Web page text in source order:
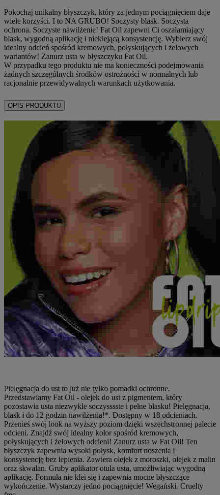
Pokochaj unikalny błyszczyk, który za jednym pociągnięciem daje
wiele korzyści. I to NA GRUBO! Soczysty blask. Soczysta
ochrona. Soczyste nawilżenie! Fat Oil zapewni Ci oszałamiający
blask, wygodną aplikację i nieklejącą konsystencję. Wybierz swój
idealny odcień spośród kremowych, połyskujących i żelowych
wariantów! Zanurz usta w błyszczyku Fat Oil.
W przypadku tego produktu nie ma konieczności podejmowania
żadnych szczególnych środków ostrożności w normalnych lub
racjonalnie przewidywalnych warunkach użytkowania.
OPIS PRODUKTU
Pielęgnacja do ust to już nie tylko pomadki ochronne.
Przedstawiamy Fat Oil - olejek do ust z pigmentem, który
pozostawia usta niezwykle soczysssste i pełne blasku! Pielęgnacja,
blask i do 12 godzin nawilżenia!*. Dostępny w 18 odcieniach.
Przenieś swój look na wyższy poziom dzięki wszechstronnej palecie
odcieni. Znajdź swój idealny kolor spośród kremowych,
połyskujących i żelowych odcieni! Zanurz usta w Fat Oil! Ten
błyszczyk zapewnia wysoki połysk, komfort noszenia i
konsystencję bez lepienia. Zawiera olejek z moroszki, olejek z malin
oraz skwalan. Gruby aplikator otula usta, umożliwiając wygodną
aplikację. Formuła nie klei się i zapewnia mocne błyszczące
wykończenie. Wystarczy jedno pociągnięcie! Wegański. Cruelty